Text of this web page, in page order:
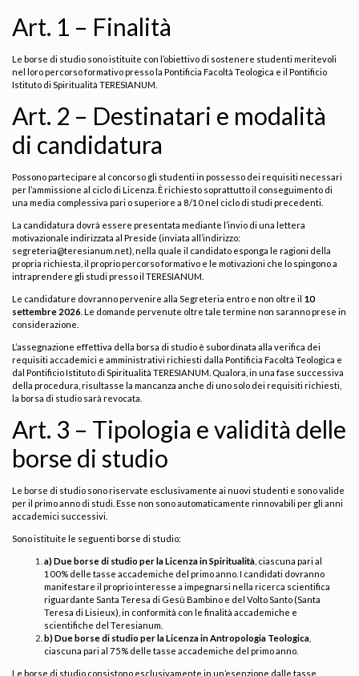
Art. 1 – Finalità
Le borse di studio sono istituite con l’obiettivo di sostenere studenti meritevoli
nel loro percorso formativo presso la Pontificia Facoltà Teologica e il Pontificio
Istituto di Spiritualità TERESIANUM.
Art. 2 – Destinatari e modalità
di candidatura
Possono partecipare al concorso gli studenti in possesso dei requisiti necessari
per l’ammissione al ciclo di Licenza. È richiesto soprattutto il conseguimento di
una media complessiva pari o superiore a 8/10 nel ciclo di studi precedenti.
La candidatura dovrà essere presentata mediante l’invio di una lettera
motivazionale indirizzata al Preside (inviata all’indirizzo:
segreteria@teresianum.net), nella quale il candidato esponga le ragioni della
propria richiesta, il proprio percorso formativo e le motivazioni che lo spingono a
intraprendere gli studi presso il TERESIANUM.
Le candidature dovranno pervenire alla Segreteria entro e non oltre il 10
settembre 2026 . Le domande pervenute oltre tale termine non saranno prese in
considerazione.
L’assegnazione effettiva della borsa di studio è subordinata alla verifica dei
requisiti accademici e amministrativi richiesti dalla Pontificia Facoltà Teologica e
dal Pontificio Istituto di Spiritualità TERESIANUM. Qualora, in una fase successiva
della procedura, risultasse la mancanza anche di uno solo dei requisiti richiesti,
la borsa di studio sarà revocata.
Art. 3 – Tipologia e validità delle
borse di studio
Le borse di studio sono riservate esclusivamente ai nuovi studenti e sono valide
per il primo anno di studi. Esse non sono automaticamente rinnovabili per gli anni
accademici successivi.
Sono istituite le seguenti borse di studio:
a) Due borse di studio per la Licenza in Spiritualità , ciascuna pari al
100% delle tasse accademiche del primo anno. I candidati dovranno
manifestare il proprio interesse a impegnarsi nella ricerca scientifica
riguardante Santa Teresa di Gesù Bambino e del Volto Santo (Santa
Teresa di Lisieux), in conformità con le finalità accademiche e
scientifiche del Teresianum.
b) Due borse di studio per la Licenza in Antropologia Teologica
ciascuna pari al 75% delle tasse accademiche del primo anno.
Le borse di studio consistono esclusivamente in un’esenzione dalle tasse